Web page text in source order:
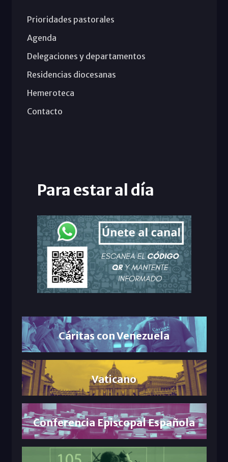
Prioridades pastorales
Agenda
Delegaciones y departamentos
Residencias diocesanas
Hemeroteca
Contacto
Para estar al día
Cáritas con Venezuela
Vaticano
Conferencia Episcopal Española